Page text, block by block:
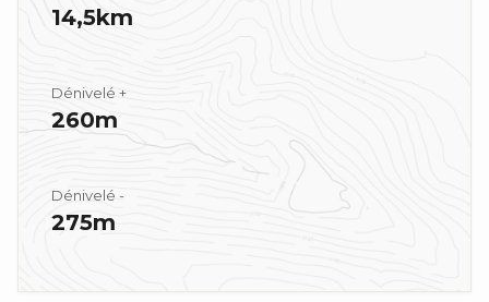
14,5km
Dénivelé +
260m
Dénivelé -
275m